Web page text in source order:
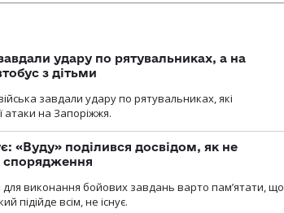
удару по рятувальниках, а на
з дітьми
завдали удару по рятувальниках, які
атаки на Запоріжжя.
«Вуду» поділився досвідом, як не
спорядження
виконання бойових завдань варто пам’ятати, що
підійде всім, не існує.